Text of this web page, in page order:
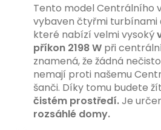
Tento model Centrálního
vybaven čtyřmi turbínami
které nabízí velmi vysoký
příkon 2198 W při
znamená, že žádná
nemají proti našemu
šanči. Díky tomu budete
čistém prostředí.Je
rozsáhlé domy.